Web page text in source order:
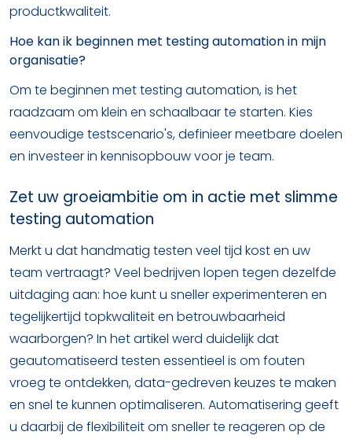
productkwaliteit.
Hoe kan ik beginnen met testing automation in mijn
organisatie?
Om te beginnen met testing automation, is het
raadzaam om klein en schaalbaar te starten. Kies
eenvoudige testscenario's, definieer meetbare doelen
en investeer in kennisopbouw voor je team.
Zet uw groeiambitie om in actie met slimme
testing automation
Merkt u dat handmatig testen veel tijd kost en uw
team vertraagt? Veel bedrijven lopen tegen dezelfde
uitdaging aan: hoe kunt u sneller experimenteren en
tegelijkertijd topkwaliteit en betrouwbaarheid
waarborgen? In het artikel werd duidelijk dat
geautomatiseerd testen essentieel is om fouten
vroeg te ontdekken, data-gedreven keuzes te maken
en snel te kunnen optimaliseren. Automatisering geeft
u daarbij de flexibiliteit om sneller te reageren op de